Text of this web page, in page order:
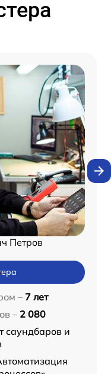
Петров
– 7 лет
– 2 080
саундбаров и